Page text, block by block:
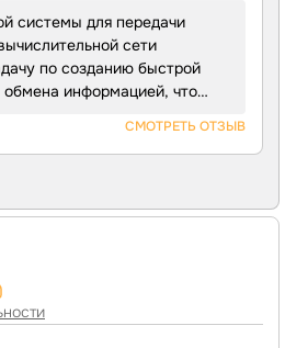
системы для передачи
сети
по созданию быстрой
информацией, что
и партнерами.
СМОТРЕТЬ ОТЗЫВ